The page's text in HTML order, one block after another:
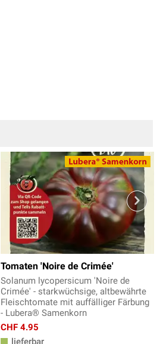
Tomaten 'Noire de Crimée'
Solanum lycopersicum 'Noire de
Crimée' - starkwüchsige, altbewährte
Fleischtomate mit auffälliger Färbung
- Lubera® Samenkorn
CHF 4.95